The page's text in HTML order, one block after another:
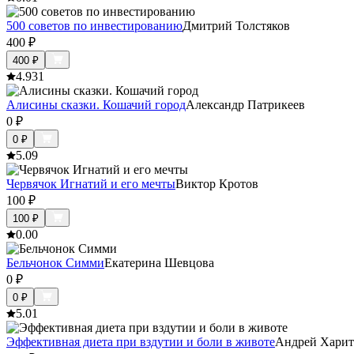
500 советов по инвестированиюДмитрий Толстяков
400 ₽
400 ₽
4.931
Алисины сказки. Кошачий городАлександр Патрикеев
0 ₽
0 ₽
5.09
Червячок Игнатий и его мечтыВиктор Кротов
100 ₽
100 ₽
0.00
Бельчонок СиммиЕкатерина Шевцова
0 ₽
0 ₽
5.01
Эффективная диета при вздутии и боли в животеАндрей